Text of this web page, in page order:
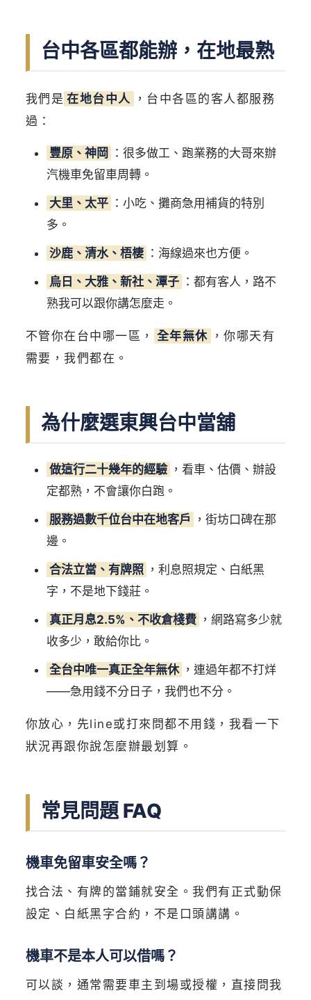
台中各區都能辦，在地最熟
我們是 在地台中人 ，台中各區的客人都服務
過：
豐原、神岡
：很多做工、跑業務的大哥來辦
汽機車免留車周轉。
大里、太平 ：小吃、攤商急用補貨的特別
多。
沙鹿、清水、梧棲 ：海線過來也方便。
烏日、大雅、新社、潭子 ：都有客人，路不
熟我可以跟你講怎麼走。
不管你在台中哪一區， 全年無休 ，你哪天有
需要，我們都在。
為什麼選東興台中當舖
做這行二十幾年的經驗 ，看車、估價、辦設
定都熟，不會讓你白跑。
服務過數千位台中在地客戶 ，街坊口碑在那
邊。
合法立當、有牌照 ，利息照規定、白紙黑
字，不是地下錢莊。
真正月息2.5%、不收倉棧費 ，網路寫多少就
收多少，敢給你比。
全台中唯一真正全年無休 ，連過年都不打烊
——急用錢不分日子，我們也不分。
你放心，先line或打來問都不用錢，我看一下
狀況再跟你說怎麼辦最划算。
常見問題 FAQ
機車免留車安全嗎？
找合法、有牌的當鋪就安全。我們有正式動保
設定、白紙黑字合約，不是口頭講講。
機車不是本人可以借嗎？
可以談，通常需要車主到場或授權，直接問我